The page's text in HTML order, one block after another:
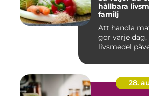
hållbara
familj
Att handla
gör varje
livsmedel
28.